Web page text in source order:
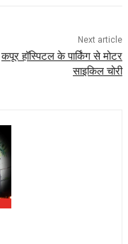
Next article
कपूर हॉस्पिटल के पार्किंग से मोटर
साइकिल चोरी